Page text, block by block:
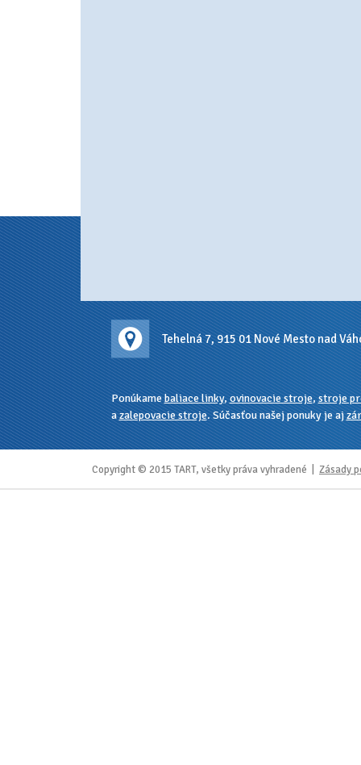
Tehelná 7, 915 01 Nové Mesto nad
Ponúkamebaliace linky,ovinovacie stroje,stroje
azalepovacie stroje. Súčasťou našej ponuky je aj
Copyright © 2015 TART, všetky práva vyhradené | Zásady